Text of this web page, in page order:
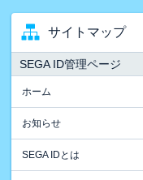
サイトマップ
SEGA ID管理ページ
ホーム
お知らせ
SEGA IDとは